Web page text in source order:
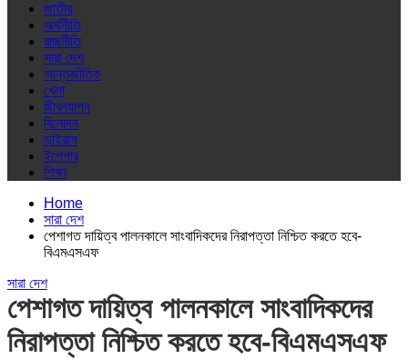
জাতীয়
অর্থনীতি
রাজনীতি
সারা দেশ
আন্তর্জাতিক
খেলা
জীবনযাপন
বিনোদন
ভাইরাস
ইপেপার
শিক্ষা
Home
সারা দেশ
পেশাগত দায়িত্ব পালনকালে সাংবাদিকদের নিরাপত্তা নিশ্চিত করতে হবে-
বিএমএসএফ
সারা দেশ
পেশাগত দায়িত্ব পালনকালে সাংবাদিকদের
নিরাপত্তা নিশ্চিত করতে হবে-বিএমএসএফ